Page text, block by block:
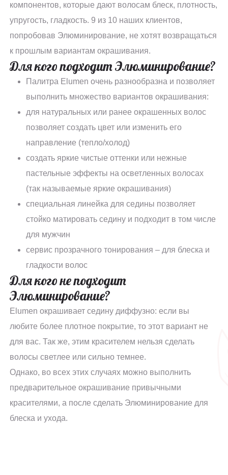
компонентов, которые дают волосам блеск, плотность,
упругость, гладкость. 9 из 10 наших клиентов,
попробовав Элюминирование, не хотят возвращаться
к прошлым вариантам окрашивания.
Для кого подходит Элюминирование?
Палитра Elumen очень разнообразна и позволяет
выполнить множество вариантов окрашивания:
для натуральных или ранее окрашенных волос
позволяет создать цвет или изменить его
направление (тепло/холод)
создать яркие чистые оттенки или нежные
пастельные эффекты на осветленных волосах
(так называемые яркие окрашивания)
специальная линейка для седины позволяет
стойко матировать седину и подходит в том числе
для мужчин
сервис прозрачного тонирования – для блеска и
гладкости волос
Для кого не подходит
Элюминирование?
Elumen окрашивает седину диффузно: если вы
любите более плотное покрытие, то этот вариант не
для вас. Так же, этим красителем нельзя сделать
волосы светлее или сильно темнее.
Однако, во всех этих случаях можно выполнить
предварительное окрашивание привычными
красителями, а после сделать Элюминирование для
блеска и ухода.